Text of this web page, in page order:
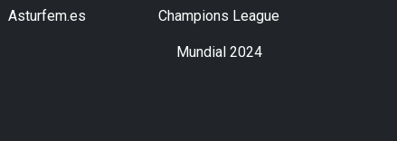
Asturfem.es Champions League
Mundial 2024